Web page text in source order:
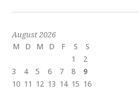
August 2026
M
D M D F S
S
1
2
3
4 5 6 7 8
9
10 11 12 13 14 15 16